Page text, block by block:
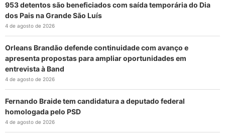
953 detentos são beneficiados com saída temporária do Dia
dos Pais na Grande São Luís
4 de agosto de 2026
Orleans Brandão defende continuidade com avanço e
apresenta propostas para ampliar oportunidades em
entrevista à Band
4 de agosto de 2026
Fernando Braide tem candidatura a deputado federal
homologada pelo PSD
4 de agosto de 2026